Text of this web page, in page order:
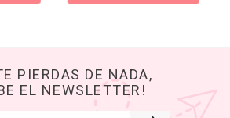
PIERDAS DE NADA,
EL NEWSLETTER!